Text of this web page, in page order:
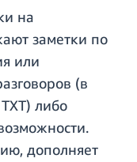
на
заметки по
или
(в
либо
дополняет